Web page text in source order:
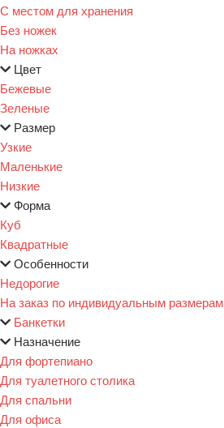
С местом для хранения
Без ножек
На ножках
Цвет
Бежевые
Зеленые
Размер
Узкие
Маленькие
Низкие
Форма
Куб
Квадратные
Особенности
Недорогие
На заказ по индивидуальным размерам
Банкетки
Назначение
Для фортепиано
Для туалетного столика
Для спальни
Для офиса